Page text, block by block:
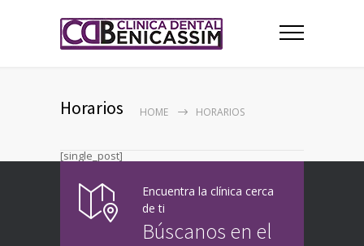
Horarios HOME HORARIOS
[single_post]
Encuentra la clínica cerca
de ti
Búscanos en el